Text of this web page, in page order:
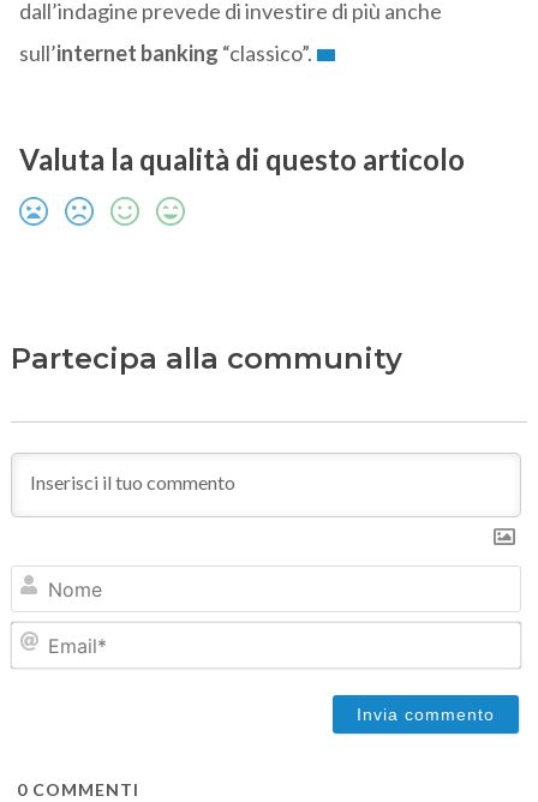
dall’indagine prevede di investire di più anche
sull’internet banking “classico”.
Valuta la qualità di questo articolo
Partecipa alla community
0COMMENTI